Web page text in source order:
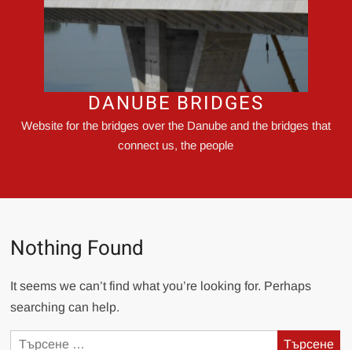
DANUBE BRIDGES
Website for the bridges over the Danube and the bridges that
connect us, the people
Nothing Found
It seems we can’t find what you’re looking for. Perhaps
searching can help.
Търсене